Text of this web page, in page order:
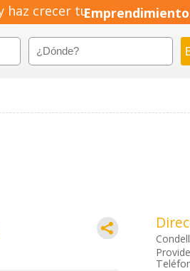
haz crecer tu